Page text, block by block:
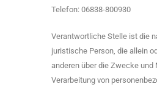
Telefon: 06838-800930
Verantwortliche Stelle ist die
juristische Person, die allein
anderen über die Zwecke und
Verarbeitung von